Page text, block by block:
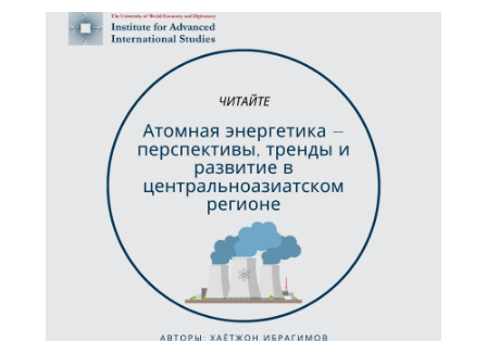
va ekologik toza energiya bilan ta'minlay oladigan
istiqbolli energiya tashuvchisi hisoblanadi. Shu
sababli, so'nggi o'n yilliklarda dunyoda vodorod